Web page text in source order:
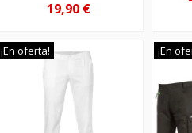
19,90 €
¡En oferta! ¡En